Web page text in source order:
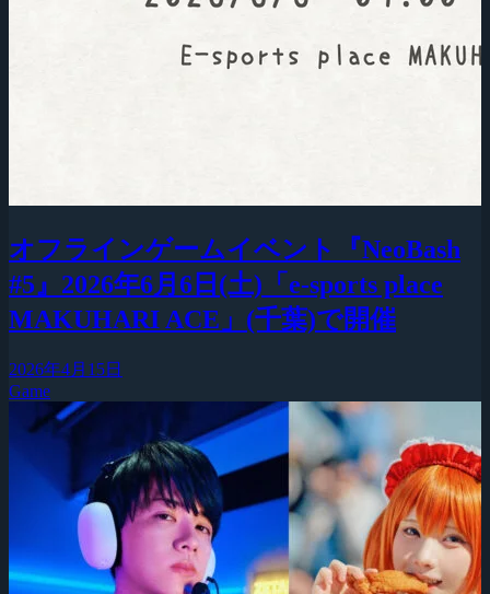
オフラインゲームイベント『NeoBash
#5』2026年6月6日(土)「e-sports place
MAKUHARI ACE」(千葉)で開催
2026年4月15日
Game